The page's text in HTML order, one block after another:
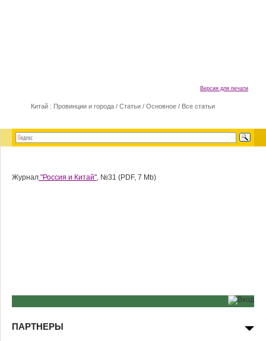
Версия для печати
Китай : Провинции и города / Статьи / Основное / Все статьи
Журнал "Россия и Китай", №31 (PDF, 7 Mb)
ПАРТНЕРЫ